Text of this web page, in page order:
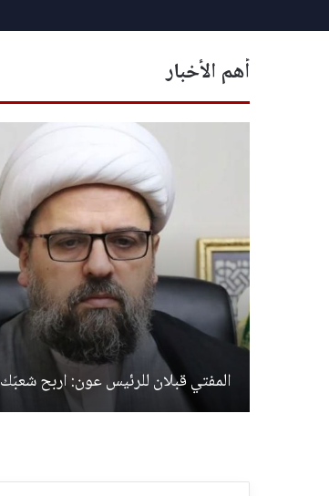
أهم الأخبار
المفتي قبلان للرئيس عون: اربح شعبَك